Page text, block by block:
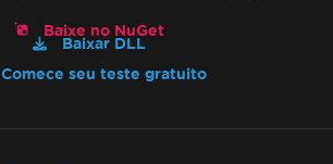
Baixe no NuGet
Baixar DLL
Comece seu teste gratuito